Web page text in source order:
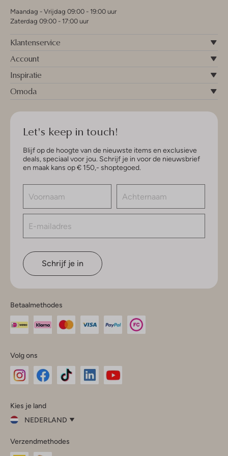
Maandag - Vrijdag 09:00 - 19:00 uur
Zaterdag 09:00 - 17:00 uur
Klantenservice
Account
Inspiratie
Omoda
Let's keep in touch!
Blijf op de hoogte van de nieuwste items en exclusieve
deals, speciaal voor jou. Schrijf je in voor de nieuwsbrief
en maak kans op € 150,- shoptegoed.
Schrijf je in
Betaalmethodes
Volg ons
InstagramFacebook
Kies je land
NEDERLAND
je
land
Verzendmethodes